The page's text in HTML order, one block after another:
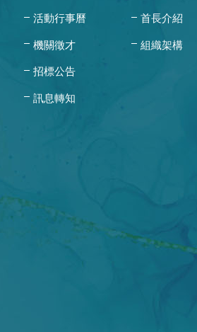
活動行事曆
機關徵才
招標公告
訊息轉知
首長介紹
組織架構